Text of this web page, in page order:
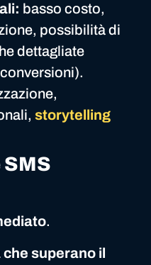
basso costo,
possibilità di
dettagliate
storytelling
.
superano il